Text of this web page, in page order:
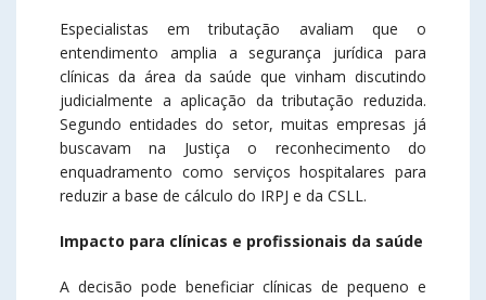
Especialistas em tributação avaliam que o
entendimento amplia a segurança jurídica para
clínicas da área da saúde que vinham discutindo
judicialmente a aplicação da tributação reduzida.
Segundo entidades do setor, muitas empresas já
buscavam na Justiça o reconhecimento do
enquadramento como serviços hospitalares para
reduzir a base de cálculo do IRPJ e da CSLL.
Impacto para clínicas e profissionais da saúde
A decisão pode beneficiar clínicas de pequeno e